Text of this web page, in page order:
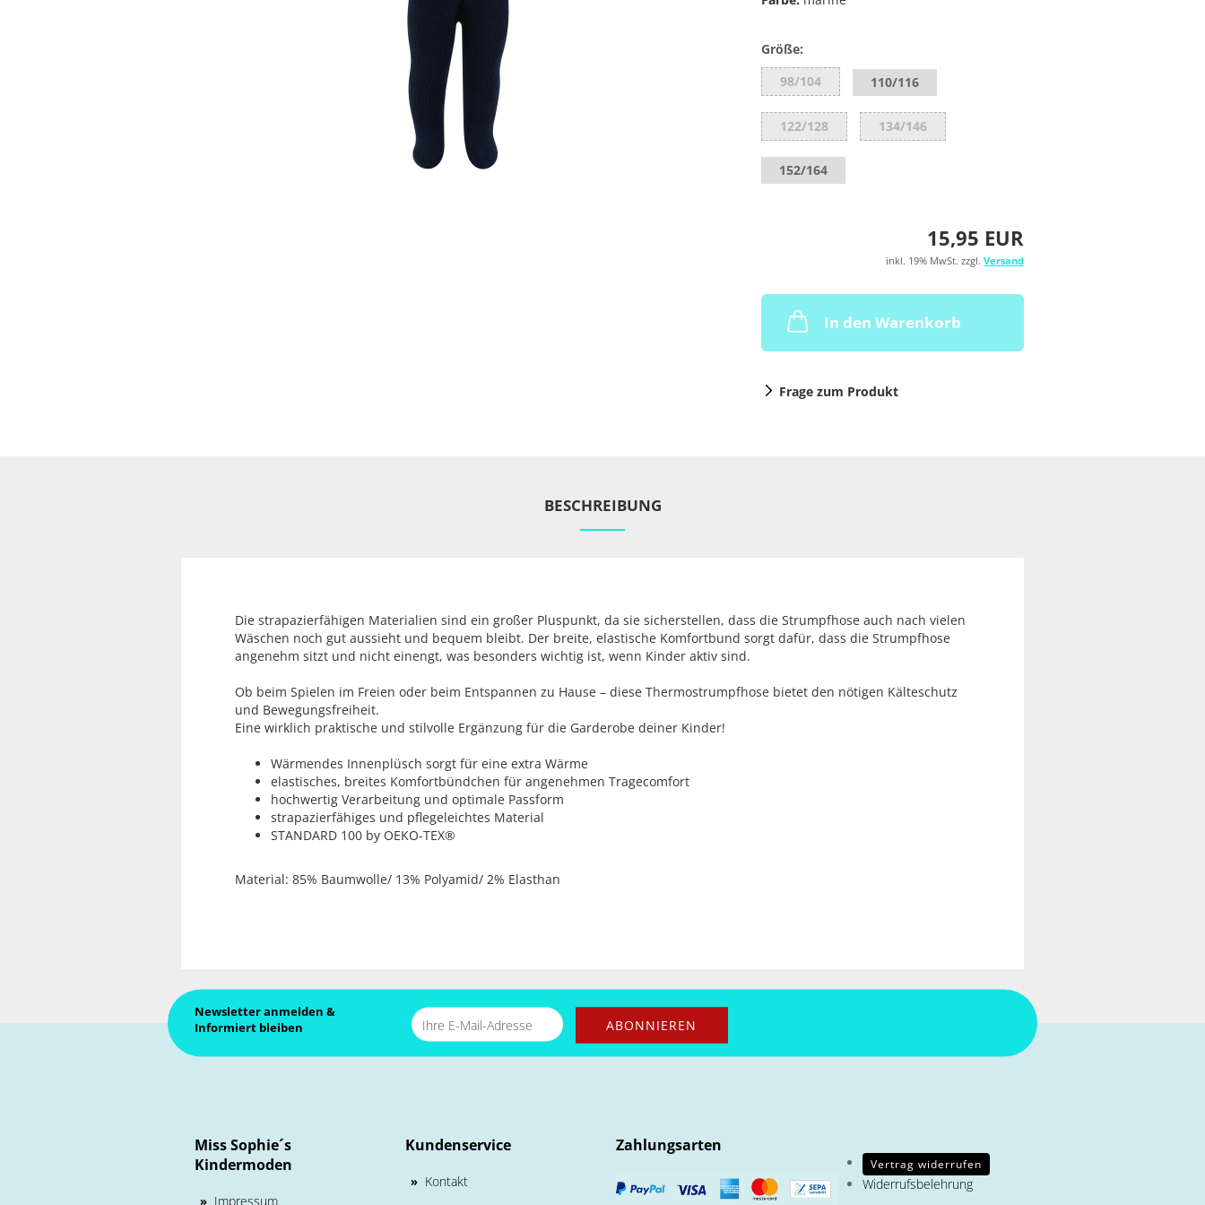
Größe:
98/104
110/116
122/128 134/146
152/164
15,95 EUR
inkl. 19% MwSt. zzgl. Versand
In den Warenkorb
Frage zum Produkt
BESCHREIBUNG
Die strapazierfähigen Materialien sind ein großer Pluspunkt, da sie sicherstellen, dass die Strumpfhose auch nach vielen
Wäschen noch gut aussieht und bequem bleibt. Der breite, elastische Komfortbund sorgt dafür, dass die Strumpfhose
angenehm sitzt und nicht einengt, was besonders wichtig ist, wenn Kinder aktiv sind.
Ob beim Spielen im Freien oder beim Entspannen zu Hause – diese Thermostrumpfhose bietet den nötigen Kälteschutz
und Bewegungsfreiheit.
Eine wirklich praktische und stilvolle Ergänzung für die Garderobe deiner Kinder!
Wärmendes Innenplüsch sorgt für eine extra Wärme
elastisches, breites Komfortbündchen für angenehmen Tragecomfort
hochwertig Verarbeitung und optimale Passform
strapazierfähiges und pflegeleichtes Material
STANDARD 100 by OEKO-TEX®
Material: 85% Baumwolle/ 13% Polyamid/ 2% Elasthan
Newsletter anmelden &
Informiert bleiben
Miss Sophie´s
Kindermoden
» Impressum
Kundenservice
» Kontakt
Zahlungsarten
Vertrag widerrufen
Widerrufsbelehrung